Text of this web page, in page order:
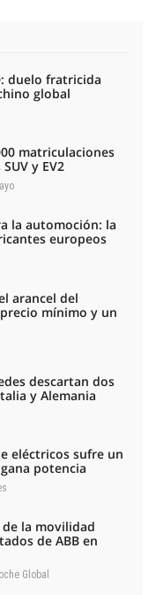
duelo fratricida
global
matriculaciones
y EV2
la automoción: la
europeos
arancel del
mínimo y un
descartan dos
y Alemania
eléctricos sufre un
potencia
la movilidad
de ABB en
Global